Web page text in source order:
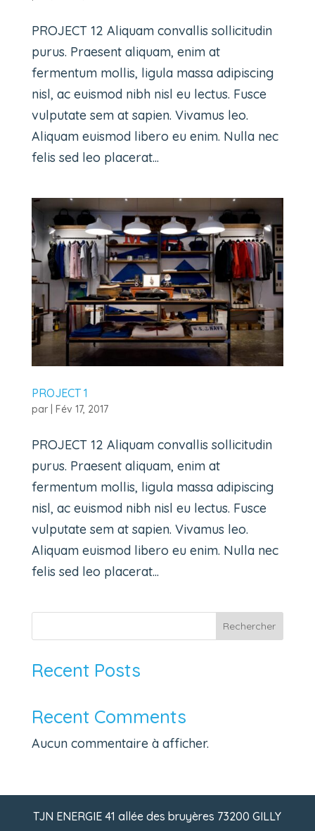
PROJECT 12 Aliquam convallis sollicitudin
purus. Praesent aliquam, enim at
fermentum mollis, ligula massa adipiscing
nisl, ac euismod nibh nisl eu lectus. Fusce
vulputate sem at sapien. Vivamus leo.
Aliquam euismod libero eu enim. Nulla nec
felis sed leo placerat...
PROJECT 1
par Fév 17, 2017
PROJECT 12 Aliquam convallis sollicitudin
purus. Praesent aliquam, enim at
fermentum mollis, ligula massa adipiscing
nisl, ac euismod nibh nisl eu lectus. Fusce
vulputate sem at sapien. Vivamus leo.
Aliquam euismod libero eu enim. Nulla nec
felis sed leo placerat...
Rechercher
Recent Posts
Recent Comments
Aucun commentaire à afficher.
TJN ENERGIE 41 allée des bruyères 73200 GILLY